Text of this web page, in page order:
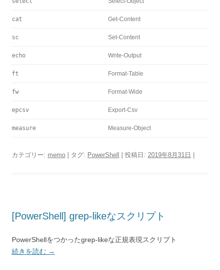
cat Get-Content
sc Set-Content
echo Write-Output
ft Format-Table
fw Format-Wide
epcsv Export-Csv
measure Measure-Object
カテゴリー: memo | タグ: PowerShell | 投稿日: 2019年8月31日
[PowerShell] grep-likeなスクリプト
PowerShellをつかったgrep-likeな正規表現スクリプト
続きを読む →